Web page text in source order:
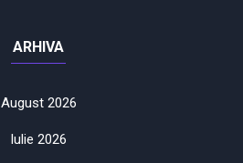
ARHIVA
August 2026
Iulie 2026